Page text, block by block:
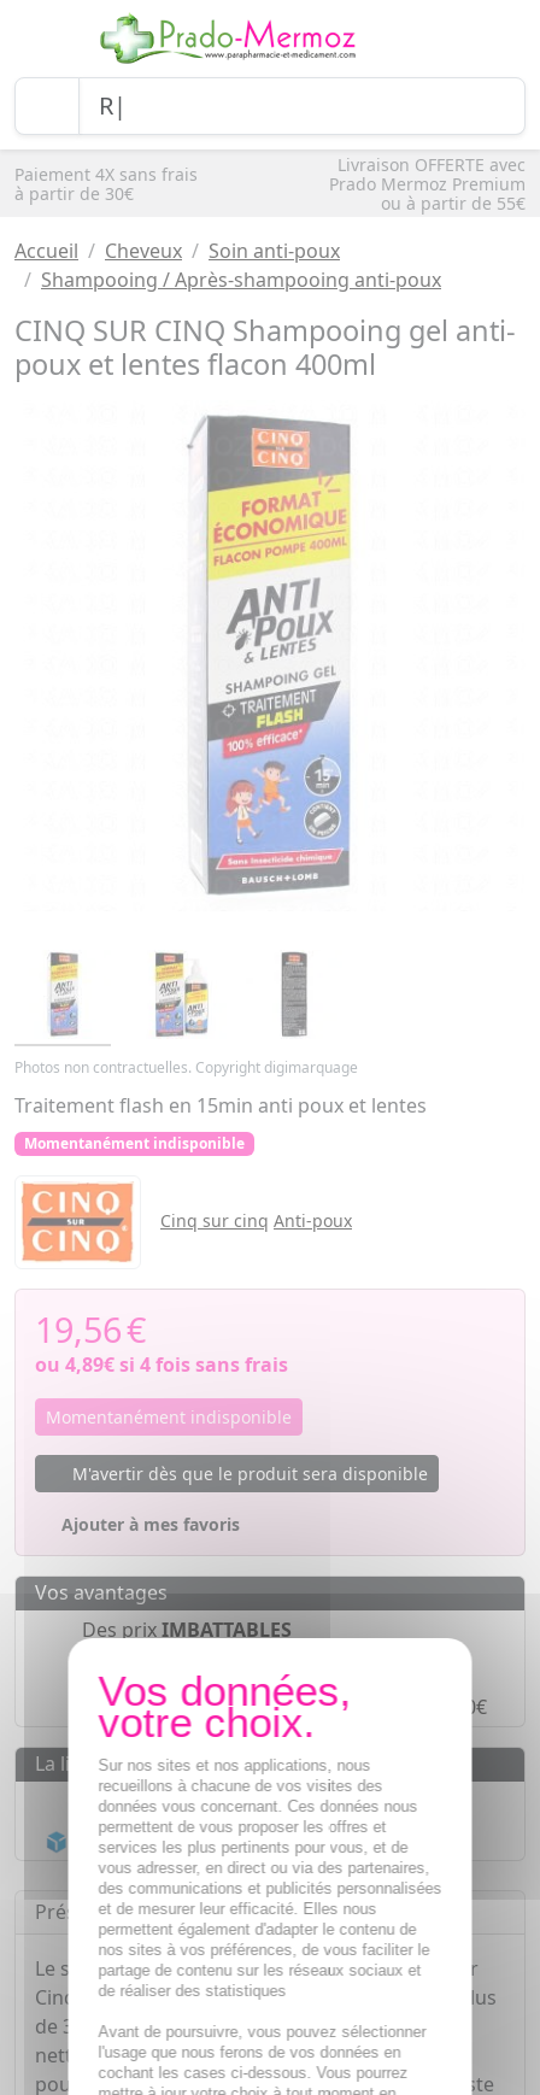
Paiement 4X sans frais
à partir de 30€
Livraison OFFERTE avec
Prado Mermoz Premium
ou à partir de 55€
Accueil Cheveux
Soin anti-poux
Shampooing / Après-shampooing anti-poux
CINQ SUR CINQ Shampooing gel anti-
poux et lentes flacon 400ml
Photos non contractuelles. Copyright digimarquage
Traitement flash en 15min anti poux et lentes
Momentanément indisponible
Cinq sur cinq Anti-poux
19,56€
ou 4,89€si 4 fois sans frais
Momentanément indisponible
M'avertir dès que le produit sera disponible
Ajouter à mes favoris
Vos avantages
Des prixIMBATTABLES
SÉCURISÉ
Paiement en4 fois sans frais à partir de 30€
La livraison
Livraison gratuite dès 55€
Acheminement Chronoposten 24h*
Présentation
Le shampoing gel anti poux et lentes de Cinq sur
Cinq est destiné aux adultes et aux enfants de plus
de 36 mois. Sa formule à base d'huile de coco
nettoie délicatement la chevelure et élimine les
poux et lentes du cuir chevelu. Son action consiste
Sur nos sites et nos applications, nous
recueillons à chacune de vos visites des
données vous concernant. Ces données nous
permettent de vous proposer les offres et
services les plus pertinents pour vous, et de
vous adresser, en direct ou via des partenaires,
des communications et publicités personnalisées
et de mesurer leur efficacité. Elles nous
permettent également d'adapter le contenu de
nos sites à vos préférences, de vous faciliter le
partage de contenu sur les réseaux sociaux et
de réaliser des statistiques
Avant de poursuivre, vous pouvez sélectionner
l'usage que nous ferons de vos données en
cochant les cases ci-dessous. Vous pourrez